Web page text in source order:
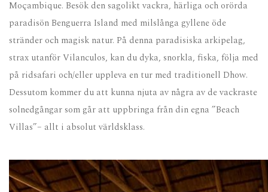
Moçambique. Besök den sagolikt vackra, härliga och orörda
paradisön Benguerra Island med milslånga gyllene öde
stränder och magisk natur. På denna paradisiska arkipelag,
strax utanför Vilanculos, kan du dyka, snorkla, fiska, följa med
på ridsafari och/eller uppleva en tur med traditionell Dhow.
Dessutom kommer du att kunna njuta av några av de vackraste
solnedgångar som går att uppbringa från din egna ”Beach
Villas”– allt i absolut världsklass.